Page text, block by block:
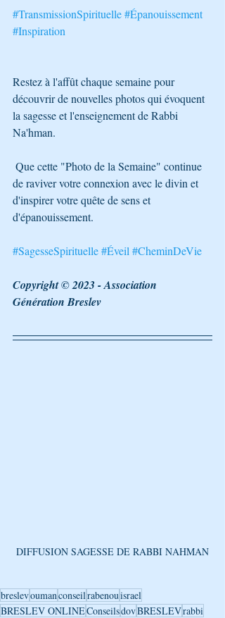
#TransmissionSpirituelle#Épanouissement
#Inspiration
Restez à l'affût chaque semaine pour
découvrir de nouvelles photos qui évoquent
la sagesse et l'enseignement de Rabbi
Na'hman.
de raviver votre connexion avec le divin et
d'inspirer votre quête de sens et
d'épanouissement.
#SagesseSpirituelle#Éveil #CheminDeVie
Copyright © 2023 - Association
Génération Breslev
DIFFUSION SAGESSE DE RABBI NAHMAN
breslevoumanconseilrabenouisrael
BRESLEV ONLINEConseilsdovBRESLEVrabbi